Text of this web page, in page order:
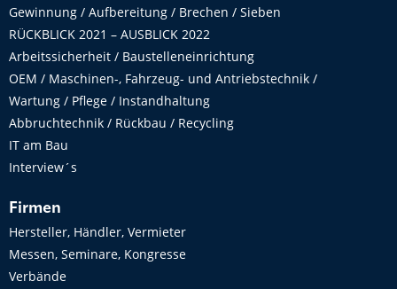
Gewinnung / Aufbereitung / Brechen / Sieben
RÜCKBLICK 2021 – AUSBLICK 2022
Arbeitssicherheit / Baustelleneinrichtung
OEM / Maschinen-, Fahrzeug- und Antriebstechnik /
Wartung / Pflege / Instandhaltung
Abbruchtechnik / Rückbau / Recycling
IT am Bau
Interview´s
Firmen
Hersteller, Händler, Vermieter
Messen, Seminare, Kongresse
Verbände